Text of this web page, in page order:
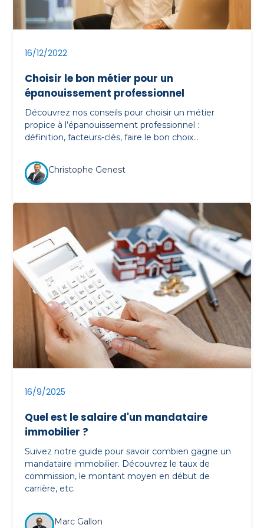
16/12/2022
Choisir le bon métier pour un
épanouissement professionnel
Découvrez nos conseils pour choisir un métier
propice à l’épanouissement professionnel :
définition, facteurs-clés, faire le bon choix…
Christophe Genest
16/9/2025
Quel est le salaire d'un mandataire
immobilier ?
Suivez notre guide pour savoir combien gagne un
mandataire immobilier. Découvrez le taux de
commission, le montant moyen en début de
carrière, etc.
Marc Gallon